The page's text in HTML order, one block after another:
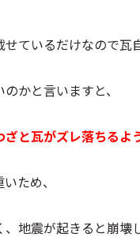
ているだけなので瓦
かと言いますと、
ざと瓦がズレ落ちるよ
ため、
地震が起きると崩壊